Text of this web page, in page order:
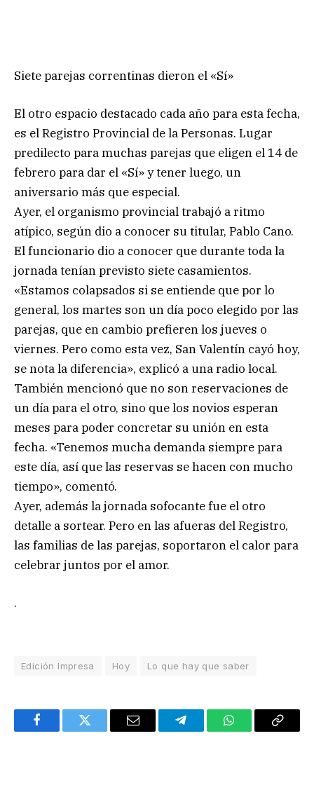
Siete parejas correntinas dieron el «Sí»
El otro espacio destacado cada año para esta fecha,
es el Registro Provincial de la Personas. Lugar
predilecto para muchas parejas que eligen el 14 de
febrero para dar el «Sí» y tener luego, un
aniversario más que especial.
Ayer, el organismo provincial trabajó a ritmo
atípico, según dio a conocer su titular, Pablo Cano.
El funcionario dio a conocer que durante toda la
jornada tenían previsto siete casamientos.
«Estamos colapsados si se entiende que por lo
general, los martes son un día poco elegido por las
parejas, que en cambio prefieren los jueves o
viernes. Pero como esta vez, San Valentín cayó hoy,
se nota la diferencia», explicó a una radio local.
También mencionó que no son reservaciones de
un día para el otro, sino que los novios esperan
meses para poder concretar su unión en esta
fecha. «Tenemos mucha demanda siempre para
este día, así que las reservas se hacen con mucho
tiempo», comentó.
Ayer, además la jornada sofocante fue el otro
detalle a sortear. Pero en las afueras del Registro,
las familias de las parejas, soportaron el calor para
celebrar juntos por el amor.
.
Edición Impresa Hoy Lo que hay que saber
FacebookTwitter Email TelegramWhatsAppCopy